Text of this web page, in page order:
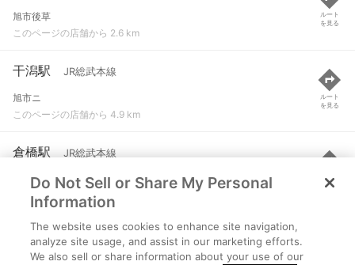
旭市後草
このページの店舗から 2.6 km
ルート
を見る
干潟駅 JR総武本線
旭市ニ
このページの店舗から 4.9 km
ルート
を見る
倉橋駅 JR総武本線
旭市倉橋
このページの店舗から 5.5 km
ルート
を見る
猿田駅 JR総武本線
銚子市猿田町
Do Not Sell or Share My Personal
Information
The website uses cookies to enhance site navigation,
analyze site usage, and assist in our marketing efforts.
We also sell or share information about your use of our